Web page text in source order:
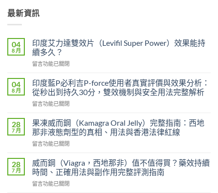
最新資訊
04
8 月
印度艾力達雙效片（Levifil Super Power）效果能持
續多久？
在
度
艾
力
達
效
片
（Levifil
Super
效
果
持
留言功能已關閉
04
8 月
印度藍P必利吉P-force使用者真實評價與效果分析：
從秒出到持久30分，雙效機制與安全用法完整解析
在
度
藍
P
必
吉
P-
force
使
留言功能已關閉
28
7 月
果凍威而鋼（Kamagra Oral Jelly）完整指南：西地
那非液態劑型的真相、用法與香港法律紅線
在
凍
威
而
鋼
留言功能已關閉
28
7 月
威而鋼（Viagra，西地那非）值不值得買？藥效持續
時間、正確用法與副作用完整評測指南
在
留言功能已關閉